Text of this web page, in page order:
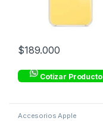
$189.000
Cotizar Producto
Accesorios Apple